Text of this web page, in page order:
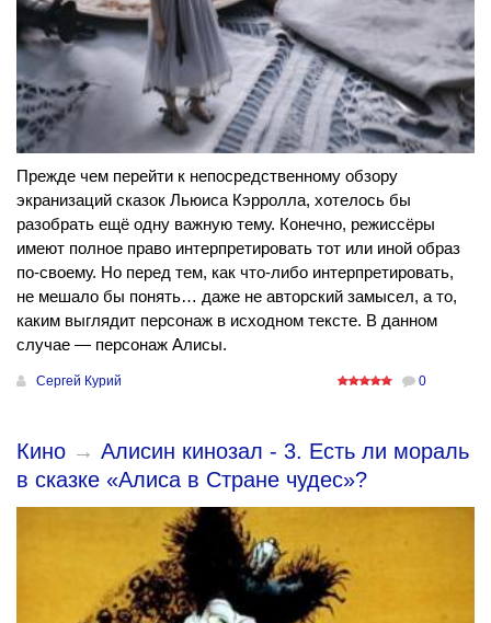
Прежде чем перейти к непосредственному обзору
экранизаций сказок Льюиса Кэрролла, хотелось бы
разобрать ещё одну важную тему. Конечно, режиссёры
имеют полное право интерпретировать тот или иной образ
по-своему. Но перед тем, как что-либо интерпретировать,
не мешало бы понять… даже не авторский замысел, а то,
каким выглядит персонаж в исходном тексте. В данном
случае — персонаж Алисы.
Сергей Курий 0
Кино → Алисин кинозал - 3. Есть ли мораль
в сказке «Алиса в Стране чудес»?